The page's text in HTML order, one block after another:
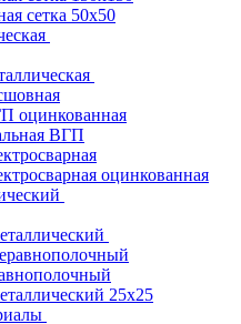
сетка 50х50
оцинкованная
ВГП
оцинкованная
25х25